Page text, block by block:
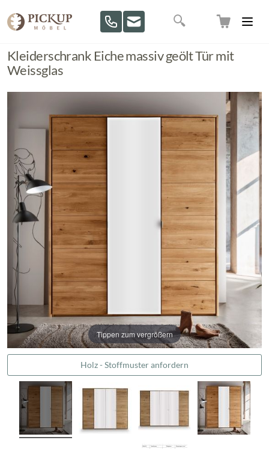
Suche
Kleiderschrank Eiche massiv geölt Tür mit
Weissglas
Tippen zum vergrößern
Holz - Stoffmuster anfordern